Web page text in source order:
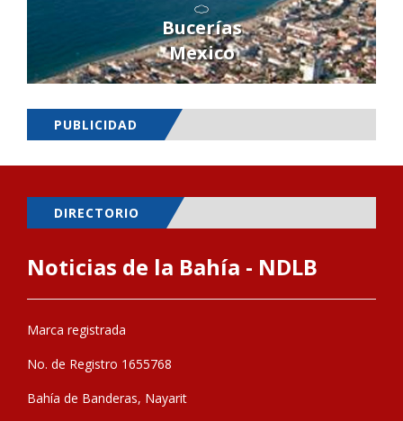
Bucerías
Mexico
PUBLICIDAD
DIRECTORIO
Noticias de la Bahía - NDLB
Marca registrada
No. de Registro 1655768
Bahía de Banderas, Nayarit